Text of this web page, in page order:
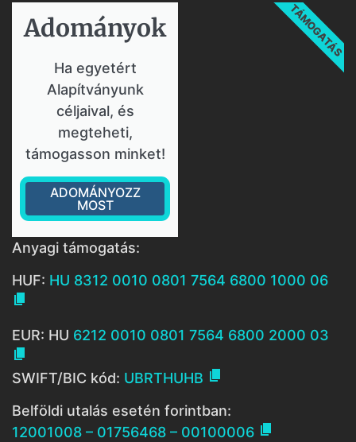
Adományok​
Ha egyetért
Alapítványunk
céljaival, és
megteheti,
támogasson minket!
ADOMÁNYOZZ
MOST
TÁMOGATÁS
Anyagi támogatás:
HUF: HU 8312 0010 0801 7564 6800 1000 06

EUR: HU 6212 0010 0801 7564 6800 2000 03

SWIFT/BIC kód: UBRTHUHB 
Belföldi utalás esetén forintban:
12001008 – 01756468 – 00100006 